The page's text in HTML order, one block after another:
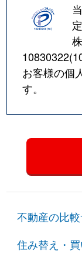
お客様の個
す。
不動産の比
住み替え・買